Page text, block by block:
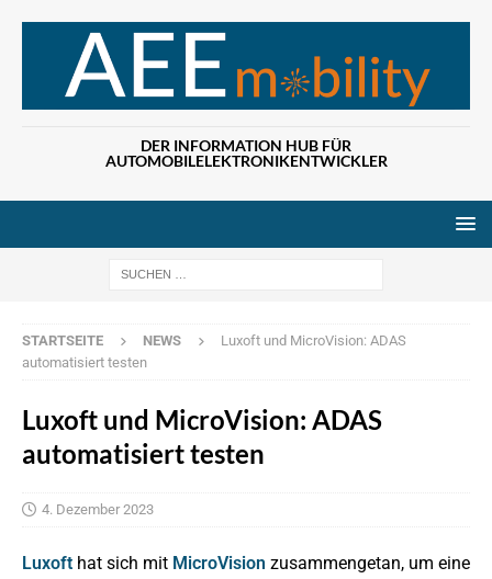
DER INFORMATION HUB FÜR
AUTOMOBILELEKTRONIKENTWICKLER
STARTSEITE NEWS
Luxoft und MicroVision: ADAS
automatisiert testen
Luxoft und MicroVision: ADAS
automatisiert testen
4. Dezember 2023
Luxoft hat sich mit MicroVision zusammengetan, um eine